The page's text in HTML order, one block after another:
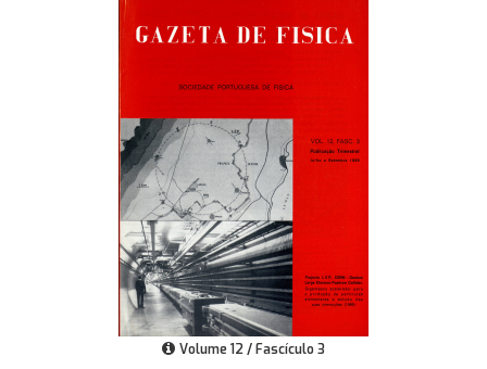
Volume 12 / Fascículo 3